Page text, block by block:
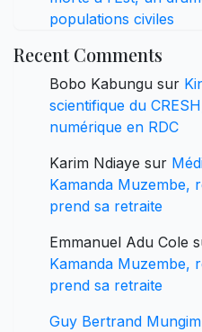
populations civiles
Recent Comments
Bobo Kabungu sur
scientifique du
numérique en RDC
Karim Ndiaye sur
Kamanda Muzembe,
prend sa retraite
Emmanuel Adu Cole
Kamanda Muzembe,
prend sa retraite
Guy Bertrand